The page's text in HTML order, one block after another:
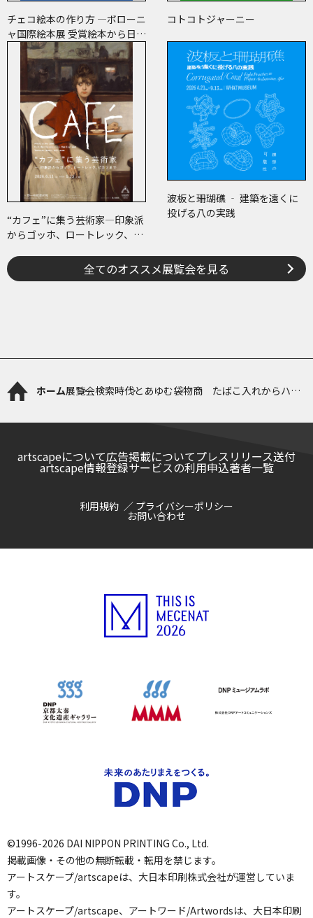
チェコ絵本の作り方 ―ボローニ
ャ国際絵本展 受賞絵本から日･
チェコ共作のコミックまで―
コトコトジャーニー
“カフェ”に集う芸術家―印象派
からゴッホ、ロートレック、ピ
波板と珊瑚礁 ‐ 建築を遠くに
投げる八の実践
全てのオススメ展覧会を見る
ホーム展覧会検索時代とあゆむ袋物商 たばこ入れからハン
artscapeについて広告掲載についてプレスリリース送付
artscape情報登録サービスの利用申込著者一覧
利用規約 プライバシーポリシー
お問い合わせ
©1996-2026 DAI NIPPON PRINTING Co., Ltd.
掲載画像・その他の無断転載・転用を禁じます。
アートスケープ/artscapeは、大日本印刷株式会社が運営していま
す。
アートスケープ/artscape、アートワード/Artwordsは、大日本印刷